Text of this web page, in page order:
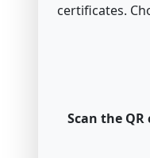
certificates.
Scan the